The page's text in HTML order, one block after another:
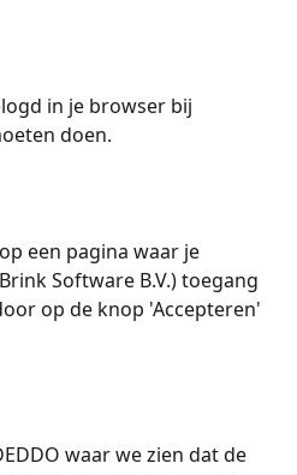
in je browser bij
doen.
een pagina waar je
Software B.V.) toegang
op de knop 'Accepteren'
waar we zien dat de